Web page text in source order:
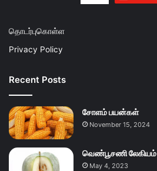
தொடர்புகொள்ள
Privacy Policy
Recent Posts
சோளம் பயன்கள்
November 15, 2024
வெண்பூசணி லேகியம்
May 4, 2023